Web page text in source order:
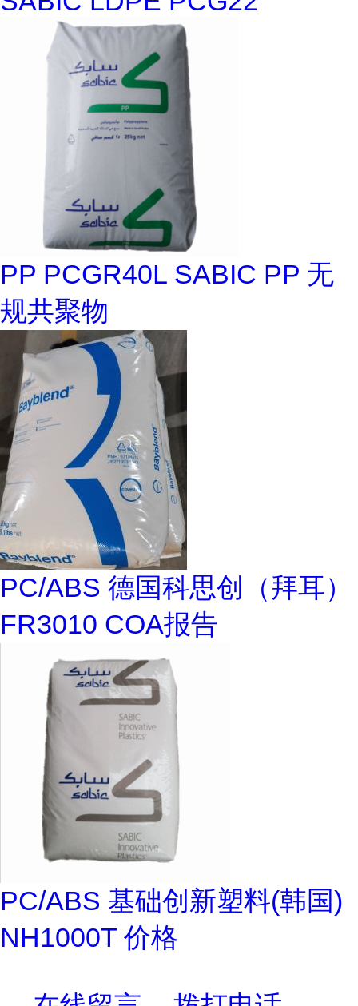
PP PCGR40L SABIC PP 无
规共聚物
PC/ABS 德国科思创（拜耳）
FR3010 COA报告
PC/ABS 基础创新塑料(韩国)
NH1000T 价格